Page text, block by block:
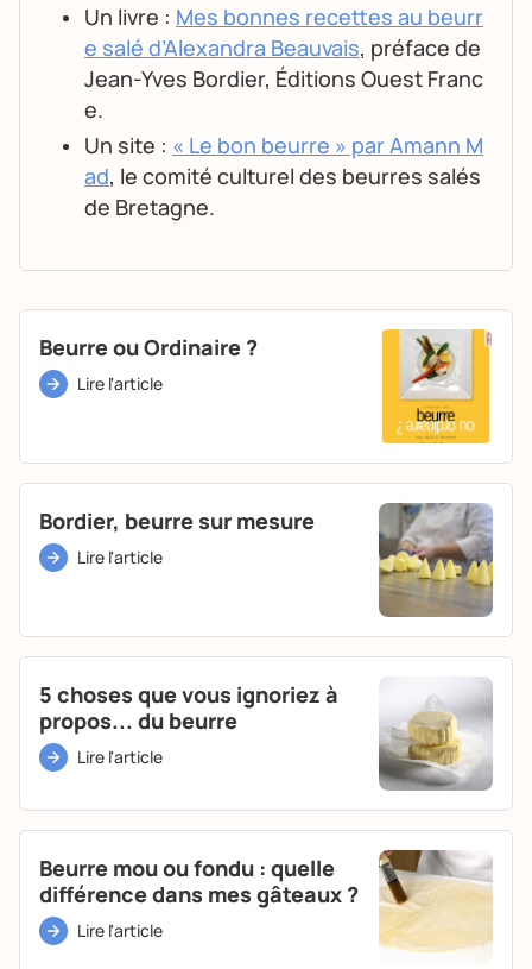
Un livre : Mes bonnes recettes au beurr
e salé d’Alexandra Beauvais, préface de
Jean-Yves Bordier, Éditions Ouest Franc
e.
Un site : « Le bon beurre » par Amann M
ad, le comité culturel des beurres salés
de Bretagne.
Beurre ou Ordinaire ?
Lire l'article
Bordier, beurre sur mesure
Lire l'article
5 choses que vous ignoriez à
propos... du beurre
Lire l'article
Beurre mou ou fondu : quelle
différence dans mes gâteaux ?
Lire l'article